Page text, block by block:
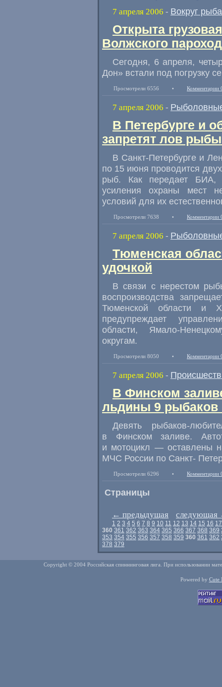
7 апреля 2006 - Вокруг
Открыта
Волжского
Сегодня, 6 апреля,
Дон» встали под погрузку
Просмотрели 6556 • Комментарии
7 апреля 2006 -
В Петербурге и
запретят лов
В Санкт-Петербурге и
по 15 июня проводится
рыб. Как передает БИА,
усиления охраны мест
условий для их
Просмотрели 7638 • Комментарии
7 апреля 2006 -
Тюменская
удочкой
В связи с нерестом
воспроизводства
Тюменской области и
предупреждает
области, Ямало-
округам.
Просмотрели 8050 • Комментарии
7 апреля 2006 -
В Финском
льдины 9 рыбаков
Девять рыбаков-
в Финском заливе.
и мотоцикл — оставлены
МЧС России по Санкт-
Просмотрели 6296 • Комментарии
Страницы
← предыдущая следующая
1 2 3 4 5 6 7 8 9 10 11 12 13 14 15 16 17
360 361 362 363 364 365 366 367 368 369
353 354 355 356 357 358 359 360 361 362
378 379
Copyright © 2004 Российская спиннинговая лига. При использовании
Powered by Cute